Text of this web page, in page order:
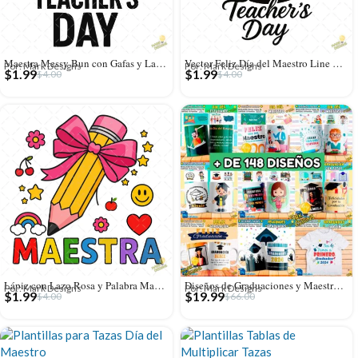
Maestra Messy Bun con Gafas y Lazo Leopardo – Diseño Vectorial y PNG 4K
Por: Mark Designs
$4.00
$1.99
Vector Feliz Día del Maestro Line Art Negro – Ilustración 4K para Vinilo
Por: Mark Designs
$4.00
$1.99
Lápiz con Lazo Rosa y Palabra Maestra – Diseño Vectorial y PNG 4K
Por: Mark Designs
$4.00
$1.99
Diseños de Graduaciones y Maestros – MEGA PACK
Por: Mark Designs
$66.00
$19.99